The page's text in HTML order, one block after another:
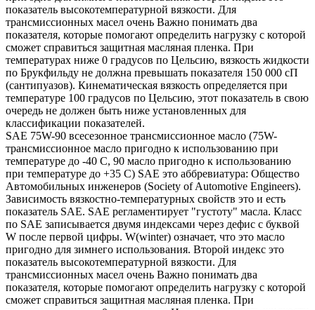
показатель высокотемпературной вязкости. Для
трансмиссионных масел очень Важно понимать два
показателя, которые помогают определить нагрузку с которой
сможет справиться защитная масляная пленка. При
температурах ниже 0 градусов по Цельсию, вязкость жидкости
по Брукфильду не должна превышать показателя 150 000 сП
(сантипуазов). Кинематическая вязкость определяется при
температуре 100 градусов по Цельсию, этот показатель в свою
очередь не должен быть ниже установленных для
классификации показателей.
SAE 75W-90 всесезонное трансмиссионное масло (75W-
трансмиссионное масло пригодно к использованию при
температуре до -40 С, 90 масло пригодно к использованию
при температуре до +35 С) SAE это аббревиатура: Общество
Автомобильных инженеров (Society of Automotive Engineers).
Зависимость вязкостно-температурных свойств это и есть
показатель SAE. SAE регламентирует "густоту" масла. Класс
по SAE записывается двумя индексами через дефис с буквой
W после первой цифры. W(winter) означает, что это масло
пригодно для зимнего использования. Второй индекс это
показатель высокотемпературной вязкости. Для
трансмиссионных масел очень Важно понимать два
показателя, которые помогают определить нагрузку с которой
сможет справиться защитная масляная пленка. При